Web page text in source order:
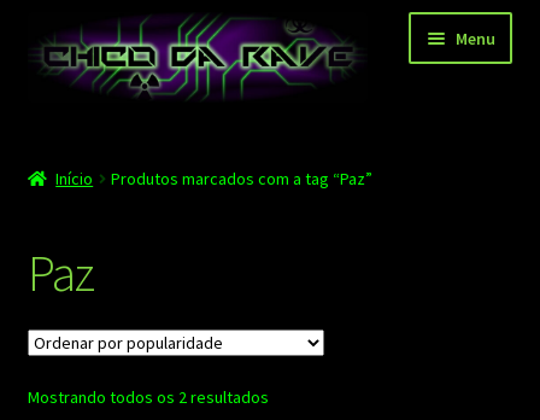
para
navegação
para
Menu
Depoimentos
Carrinho
Finalizar compra
Minha conta
Início Produtos marcados com a tag “Paz”
Paz
Mostrando todos os 2 resultadosClassificado